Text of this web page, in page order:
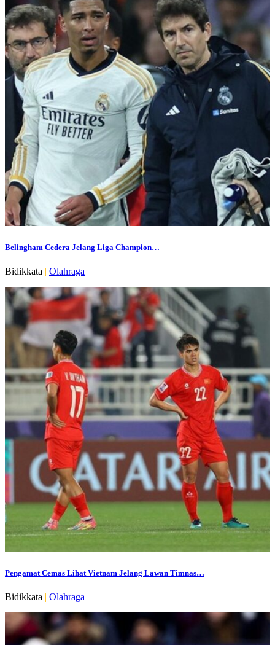
Belingham Cedera Jelang Liga Champion…
Bidikkata | Olahraga
Pengamat Cemas Lihat Vietnam Jelang Lawan Timnas…
Bidikkata | Olahraga